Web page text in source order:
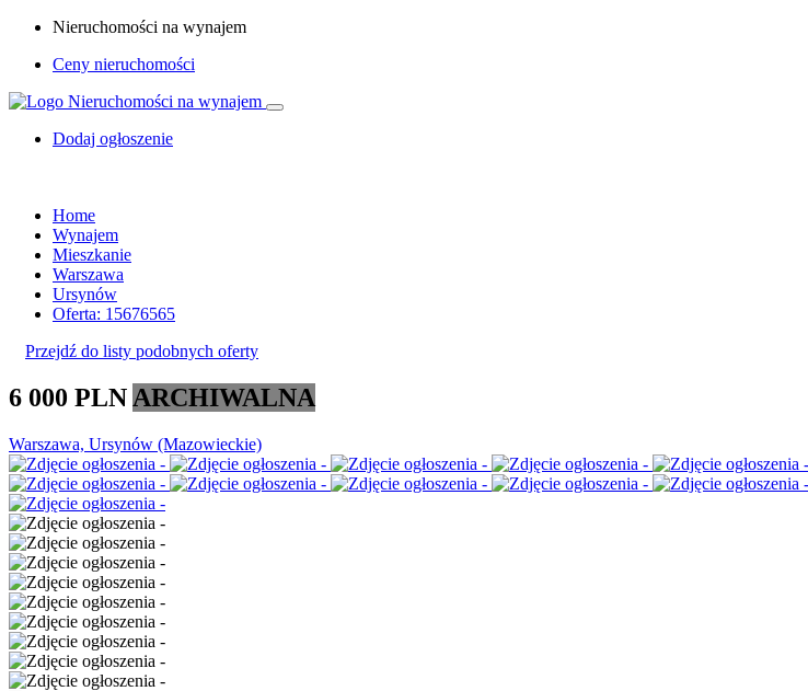
Nieruchomości na wynajem
Ceny nieruchomości
Dodaj ogłoszenie
Home
Wynajem
Mieszkanie
Warszawa
Ursynów
Oferta: 15676565
Przejdź do listy podobnych oferty
6 000 PLN ARCHIWALNA
Warszawa, Ursynów (Mazowieckie)